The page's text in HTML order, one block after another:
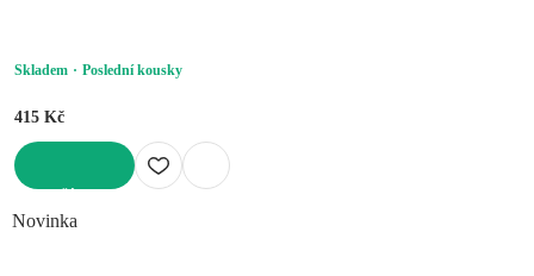
Skladem Poslední kousky
415 Kč
Novinka